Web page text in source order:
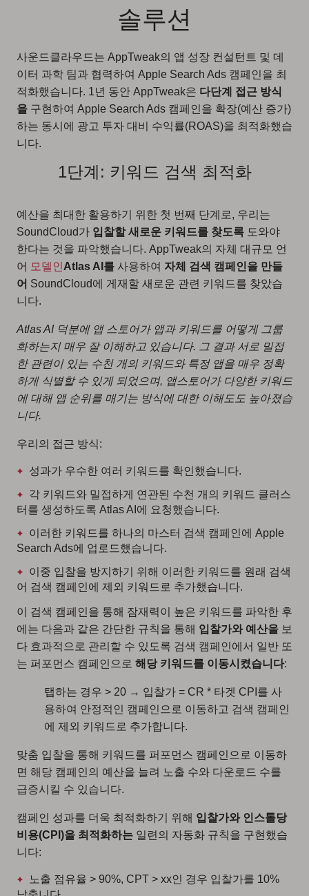
솔루션
사운드클라우드는 AppTweak의 앱 성장 컨설턴트 및 데
이터 과학 팀과 협력하여 Apple Search Ads 캠페인을 최
적화했습니다. 1년 동안 AppTweak은 다단계 접근 방식
을 구현하여 Apple Search Ads 캠페인을 확장(예산 증가)
하는 동시에 광고 투자 대비 수익률(ROAS)을 최적화했습
니다.
1단계: 키워드 검색 최적화
예산을 최대한 활용하기 위한 첫 번째 단계로, 우리는
SoundCloud가 입찰할 새로운 키워드를 찾도록 도와야
한다는 것을 파악했습니다. AppTweak의 자체 대규모 언
어 모델인 Atlas AI를 사용하여 자체 검색 캠페인을 만들
어 SoundCloud에 게재할 새로운 관련 키워드를 찾았습
니다.
Atlas AI 덕분에 앱 스토어가 앱과 키워드를 어떻게 그룹
화하는지 매우 잘 이해하고 있습니다. 그 결과 서로 밀접
한 관련이 있는 수천 개의 키워드와 특정 앱을 매우 정확
하게 식별할 수 있게 되었으며, 앱스토어가 다양한 키워드
에 대해 앱 순위를 매기는 방식에 대한 이해도도 높아졌습
니다.
우리의 접근 방식:
성과가 우수한 여러 키워드를 확인했습니다.
각 키워드와 밀접하게 연관된 수천 개의 키워드 클러스
터를 생성하도록 Atlas AI에 요청했습니다.
이러한 키워드를 하나의 마스터 검색 캠페인에 Apple
Search Ads에 업로드했습니다.
이중 입찰을 방지하기 위해 이러한 키워드를 원래 검색
어 검색 캠페인에 제외 키워드로 추가했습니다.
이 검색 캠페인을 통해 잠재력이 높은 키워드를 파악한 후
에는 다음과 같은 간단한 규칙을 통해 입찰가와 예산을 보
다 효과적으로 관리할 수 있도록 검색 캠페인에서 일반 또
는 퍼포먼스 캠페인으로 해당 키워드를 이동시켰습니다:
탭하는 경우 > 20 → 입찰가 = CR * 타겟 CPI를 사
용하여 안정적인 캠페인으로 이동하고 검색 캠페인
에 제외 키워드로 추가합니다.
맞춤 입찰을 통해 키워드를 퍼포먼스 캠페인으로 이동하
면 해당 캠페인의 예산을 늘려 노출 수와 다운로드 수를
급증시킬 수 있습니다.
캠페인 성과를 더욱 최적화하기 위해 입찰가와 인스톨당
비용(CPI)을 최적화하는 일련의 자동화 규칙을 구현했습
니다:
노출 점유율 > 90%, CPT > xx인 경우 입찰가를 10%